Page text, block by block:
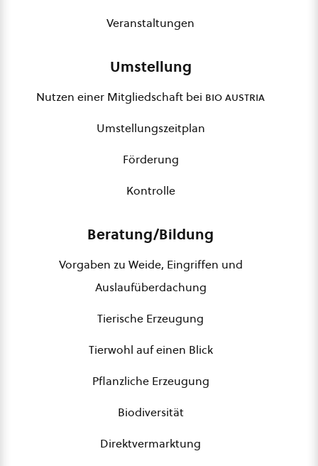
Veranstaltungen
Umstellung
Nutzen einer Mitgliedschaft bei bio austria
Umstellungszeitplan
Förderung
Kontrolle
Beratung/Bildung
Vorgaben zu Weide, Eingriffen und
Auslaufüberdachung
Tierische Erzeugung
Tierwohl auf einen Blick
Pflanzliche Erzeugung
Biodiversität
Direktvermarktung